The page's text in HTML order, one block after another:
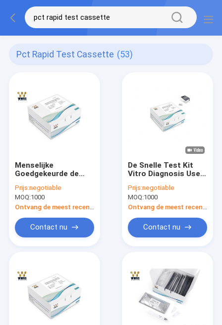
Pct Rapid Test Cassette (53)
Menselijke
Goedgekeurde de
13485 van PCT FIA
Rapid Test Cassette
One
Prijs:negotiable
MOQ:1000
Contact nu
De Snelle Test Kit
Vitro Diagnosis Used
Procalcitoninpct
voor Hulpdiagnose
Prijs:negotiable
MOQ:1000
Contact nu